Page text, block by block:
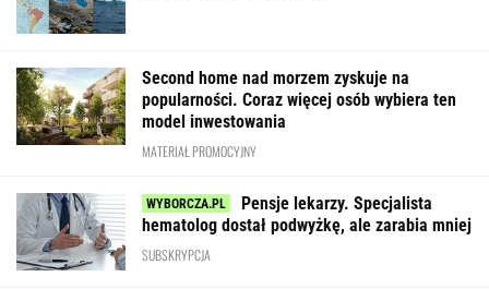
Second home nad morzem zyskuje na
popularności. Coraz więcej osób wybiera ten
model inwestowania
MATERIAŁ PROMOCYJNY
Pensje lekarzy. Specjalista
hematolog dostał podwyżkę, ale zarabia mniej
SUBSKRYPCJA